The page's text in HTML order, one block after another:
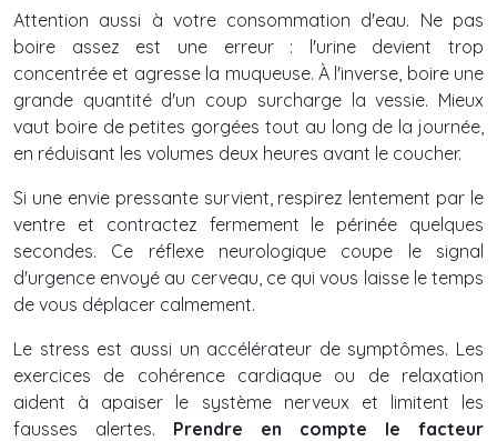
Attention aussi à votre consommation d'eau. Ne pas
boire assez est une erreur : l'urine devient trop
concentrée et agresse la muqueuse. À l'inverse, boire une
grande quantité d'un coup surcharge la vessie. Mieux
vaut boire de petites gorgées tout au long de la journée,
en réduisant les volumes deux heures avant le coucher.
Si une envie pressante survient, respirez lentement par le
ventre et contractez fermement le périnée quelques
secondes. Ce réflexe neurologique coupe le signal
d'urgence envoyé au cerveau, ce qui vous laisse le temps
de vous déplacer calmement.
Le stress est aussi un accélérateur de symptômes. Les
exercices de cohérence cardiaque ou de relaxation
aident à apaiser le système nerveux et limitent les
fausses alertes. Prendre en compte le facteur